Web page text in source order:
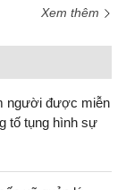
Xem thêm
người được miễn
tố tụng hình sự